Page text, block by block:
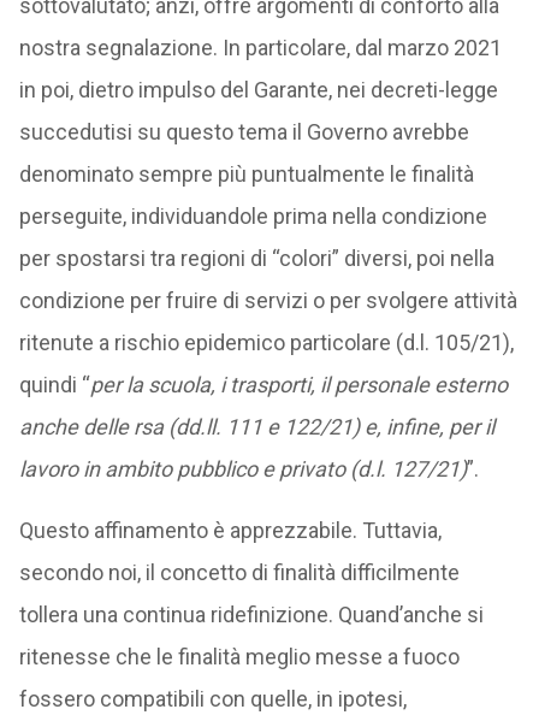
sottovalutato; anzi, offre argomenti di conforto alla
nostra segnalazione. In particolare, dal marzo 2021
in poi, dietro impulso del Garante, nei decreti-legge
succedutisi su questo tema il Governo avrebbe
denominato sempre più puntualmente le finalità
perseguite, individuandole prima nella condizione
per spostarsi tra regioni di “colori” diversi, poi nella
condizione per fruire di servizi o per svolgere attività
ritenute a rischio epidemico particolare (d.l. 105/21),
quindi “per la scuola, i trasporti, il personale esterno
anche delle rsa (dd.ll. 111 e 122/21) e, infine, per il
lavoro in ambito pubblico e privato (d.l. 127/21)”.
Questo affinamento è apprezzabile. Tuttavia,
secondo noi, il concetto di finalità difficilmente
tollera una continua ridefinizione. Quand’anche si
ritenesse che le finalità meglio messe a fuoco
fossero compatibili con quelle, in ipotesi,